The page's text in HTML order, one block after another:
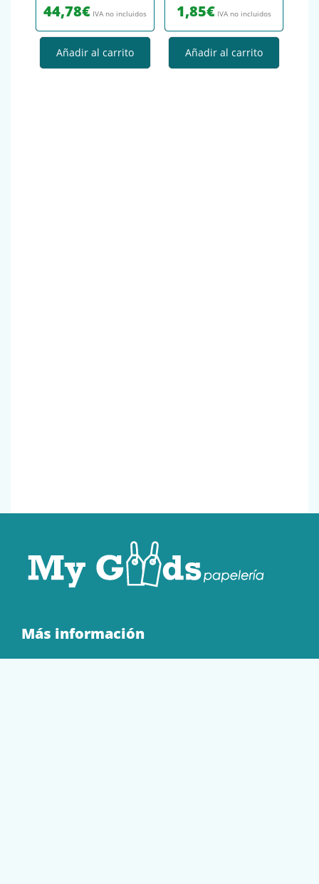
44,78€ IVA no incluidos
Añadir al carrito
1,85€ IVA no incluidos
Añadir al carrito
Más información